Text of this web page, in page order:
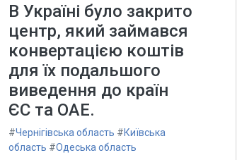
В Україні було закрито
центр, який займався
конвертацією коштів
для їх подальшого
виведення до країн
ЄС та ОАЕ.
#Чернігівська область #Київська
область #Одеська область